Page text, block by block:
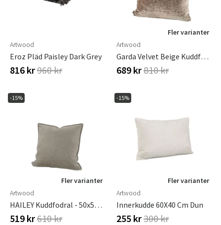
Artwood
Eroz Pläd Paisley Dark Grey
816 kr960 kr
Fler varianter
Artwood
Garda Velvet Beige Kuddfodral Plain 60X60
689 kr810 kr
-15%
Fler varianter
Artwood
HAILEY Kuddfodral - 50x50, Hailey Liver
519 kr610 kr
-15%
Fler varianter
Artwood
Innerkudde 60X40 Cm Dun
255 kr300 kr